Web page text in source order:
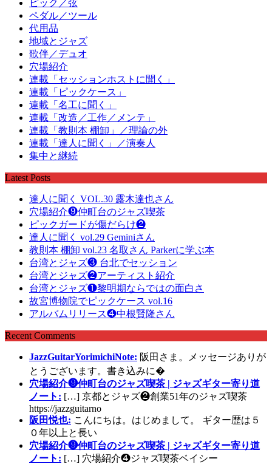
ピック／弦
ペダル／ツール
代用品
地域とジャズ
歌伴／デュオ
穴場紹介
連載「セッションホストに聞く」
連載「ピックケース」
連載「名工に聞く」
連載「改造／工作／メンテ」
連載「教則本 棚卸」／理論の外
連載「達人に聞く」／演奏人
集中と継続
Latest Posts
達人に聞く VOL.30 露木達也さん
穴場紹介❾仲町台のジャズ喫茶
ピックガードが傷だらけ❷
達人に聞く vol.29 Geminiさん
教則本 棚卸 vol.23 名取さん Parkerに学ぶ本
台湾とジャズ❸ 台北でセッション
台湾とジャズ❷アーティスト紹介
台湾とジャズ❶黎明期ならではの面白さ
故宮博物院でピックケース vol.16
アルバムリリース❹中根賢隆さん
Recent Comments
JazzGuitarYorimichiNote: 阪田さま。メッセージありが
とうございます。書き込みに�
穴場紹介❾仲町台のジャズ喫茶 | ジャズギター寄り道
ノート: […] 京都とジャズ❷創業51年のジャズ喫茶
https://jazzguitarno
阪田悦也: こんにちは。はじめまして。 ギター歴は５
０年以上と長い
穴場紹介❾仲町台のジャズ喫茶 | ジャズギター寄り道
ノート: […] 穴場紹介❹ジャズ喫茶ベイシー